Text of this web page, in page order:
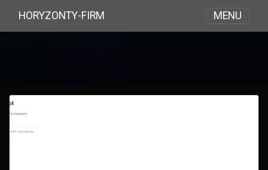
HORYZONTY-FIRM MENU